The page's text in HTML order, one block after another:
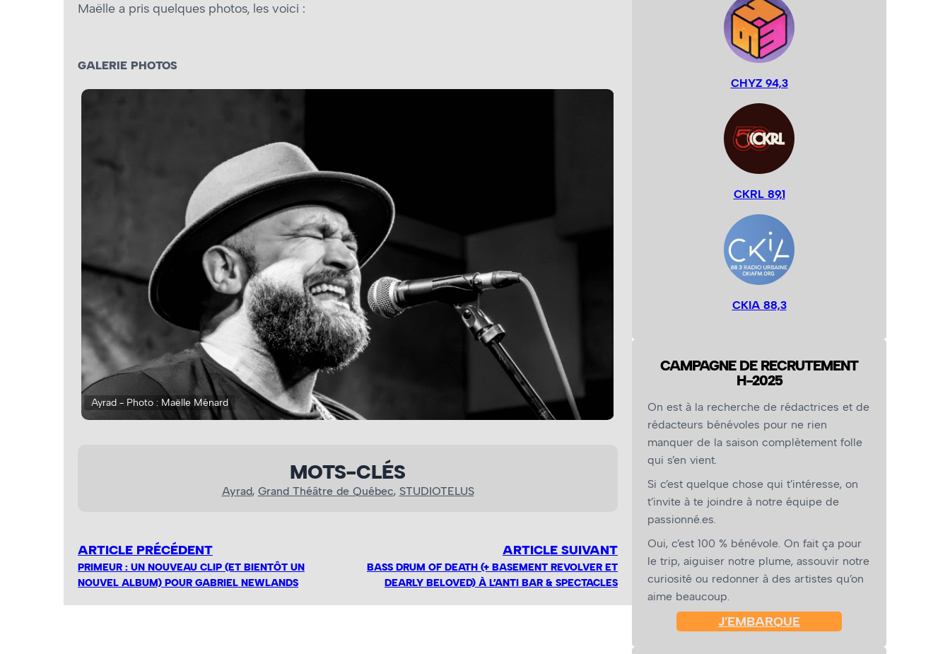
Maëlle a pris quelques photos, les voici :
GALERIE PHOTOS
Ayrad - Photo : Maëlle Ménard Ayrad - Photo : Maëlle Ménard
MOTS-CLÉS
Ayrad, Grand Théâtre de Québec, STUDIOTELUS
ARTICLE PRÉCÉDENT
PRIMEUR : UN NOUVEAU CLIP (ET BIENTÔT UN
NOUVEL ALBUM) POUR GABRIEL NEWLANDS
ARTICLE SUIVANT
BASS DRUM OF DEATH (+ BASEMENT REVOLVER ET
DEARLY BELOVED) À L’ANTI BAR & SPECTACLES
CHYZ 94,3
CKRL 89,1
CKIA 88,3
CAMPAGNE DE RECRUTEMENT
H-2025
On est à la recherche de rédactrices et de
rédacteurs bénévoles pour ne rien
manquer de la saison complètement folle
qui s’en vient.
Si c’est quelque chose qui t’intéresse, on
t’invite à te joindre à notre équipe de
passionné.es.
Oui, c’est 100 % bénévole. On fait ça pour
le trip, aiguiser notre plume, assouvir notre
curiosité ou redonner à des artistes qu’on
aime beaucoup.
J’EMBARQUE